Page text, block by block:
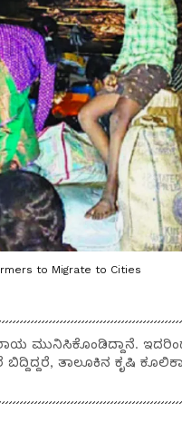
to Migrate to Cities
ಮುನಿಸಿಕೊಂಡಿದ್ದಾನೆ.
ಬಿದ್ದಿದ್ದರೆ, ತಾಲೂಕಿನ ಕೃಷಿ